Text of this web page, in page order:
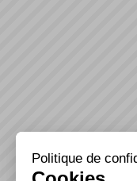
Politique de